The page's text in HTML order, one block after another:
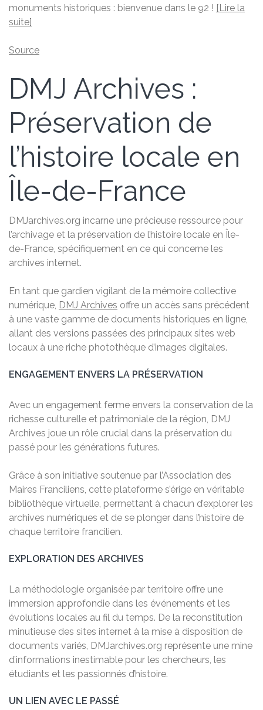
monuments historiques : bienvenue dans le 92 ! [Lire la
suite]
Source
DMJ Archives :
Préservation de
l’histoire locale en
Île-de-France
DMJarchives.org incarne une précieuse ressource pour
l’archivage et la préservation de l’histoire locale en Île-
de-France, spécifiquement en ce qui concerne les
archives internet.
En tant que gardien vigilant de la mémoire collective
numérique, DMJ Archives offre un accès sans précédent
à une vaste gamme de documents historiques en ligne,
allant des versions passées des principaux sites web
locaux à une riche photothèque d’images digitales.
ENGAGEMENT ENVERS LA PRÉSERVATION
Avec un engagement ferme envers la conservation de la
richesse culturelle et patrimoniale de la région, DMJ
Archives joue un rôle crucial dans la préservation du
passé pour les générations futures.
Grâce à son initiative soutenue par l’Association des
Maires Franciliens, cette plateforme s’érige en véritable
bibliothèque virtuelle, permettant à chacun d’explorer les
archives numériques et de se plonger dans l’histoire de
chaque territoire francilien.
EXPLORATION DES ARCHIVES
La méthodologie organisée par territoire offre une
immersion approfondie dans les événements et les
évolutions locales au fil du temps. De la reconstitution
minutieuse des sites internet à la mise à disposition de
documents variés, DMJarchives.org représente une mine
d’informations inestimable pour les chercheurs, les
étudiants et les passionnés d’histoire.
UN LIEN AVEC LE PASSÉ